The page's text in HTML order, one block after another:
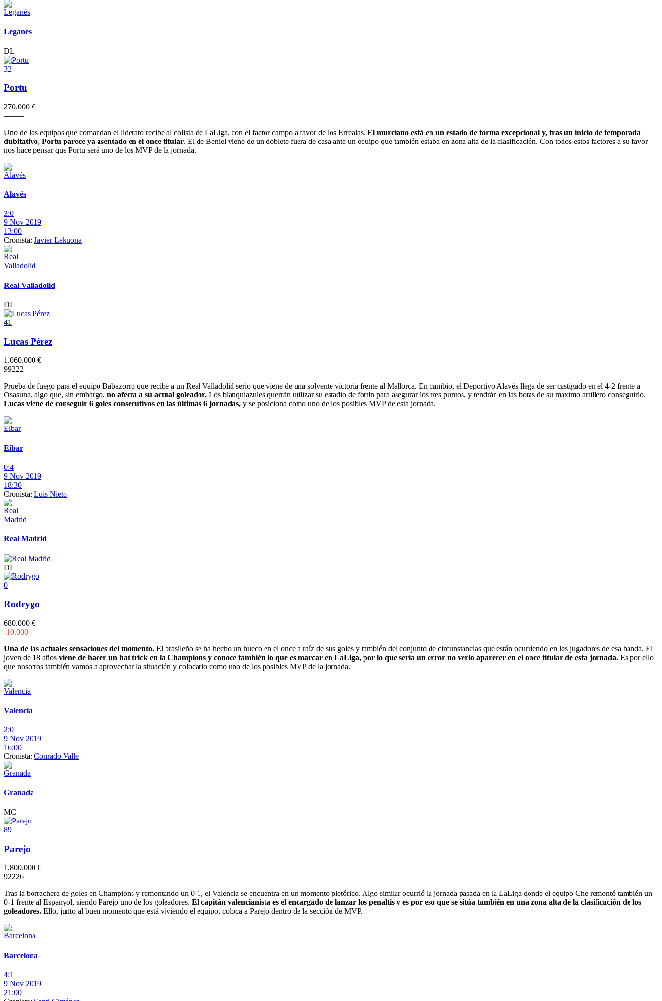
Leganés
DL
32
Portu
270.000 €
–––––
Uno de los equipos que comandan el liderato recibe al colista de LaLiga, con el factor campo a favor de los Errealas. El murciano está en un estado de forma excepcional y, tras un inicio de temporada
dubitativo, Portu parece ya asentado en el once titular. El de Beniel viene de un doblete fuera de casa ante un equipo que también estaba en zona alta de la clasificación. Con todos estos factores a su favor
nos hace pensar que Portu será uno de los MVP de la jornada.
Alavés
3:0
9 Nov 2019
13:00
Cronista: Javier Lekuona
Real Valladolid
DL
41
Lucas Pérez
1.060.000 €
99222
Prueba de fuego para el equipo Babazorro que recibe a un Real Valladolid serio que viene de una solvente victoria frente al Mallorca. En cambio, el Deportivo Alavés llega de ser castigado en el 4-2 frente a
Osasuna, algo que, sin embargo, no afecta a su actual goleador. Los blanquiazules querrán utilizar su estadio de fortín para asegurar los tres puntos, y tendrán en las botas de su máximo artillero conseguirlo.
Lucas viene de conseguir 6 goles consecutivos en las últimas 6 jornadas, y se posiciona como uno de los posibles MVP de esta jornada.
Eibar
0:4
9 Nov 2019
18:30
Cronista: Luis Nieto
Real Madrid
DL
0
Rodrygo
680.000 €
-10.000
Una de las actuales sensaciones del momento. El brasileño se ha hecho un hueco en el once a raíz de sus goles y también del conjunto de circunstancias que están ocurriendo en los jugadores de esa banda. El
joven de 18 años viene de hacer un hat trick en la Champions y conoce también lo que es marcar en LaLiga, por lo que sería un error no verlo aparecer en el once titular de esta jornada. Es por ello
que nosotros también vamos a aprovechar la situación y colocarlo como uno de los posibles MVP de la jornada.
Valencia
2:0
9 Nov 2019
16:00
Cronista: Conrado Valle
Granada
MC
89
Parejo
1.800.000 €
92226
Tras la borrachera de goles en Champions y remontando un 0-1, el Valencia se encuentra en un momento pletórico. Algo similar ocurrió la jornada pasada en la LaLiga donde el equipo Che remontó también un
0-1 frente al Espanyol, siendo Parejo uno de los goleadores. El capitán valencianista es el encargado de lanzar los penaltis y es por eso que se sitúa también en una zona alta de la clasificación de los
goleadores. Ello, junto al buen momento que está viviendo el equipo, coloca a Parejo dentro de la sección de MVP.
Barcelona
4:1
9 Nov 2019
21:00